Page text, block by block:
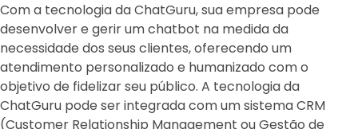
Com a tecnologia da ChatGuru, sua empresa pode
desenvolver e gerir um chatbot na medida da
necessidade dos seus clientes, oferecendo um
atendimento personalizado e humanizado com o
objetivo de fidelizar seu público. A tecnologia da
ChatGuru pode ser integrada com um sistema CRM
(Customer Relationship Management ou Gestão de